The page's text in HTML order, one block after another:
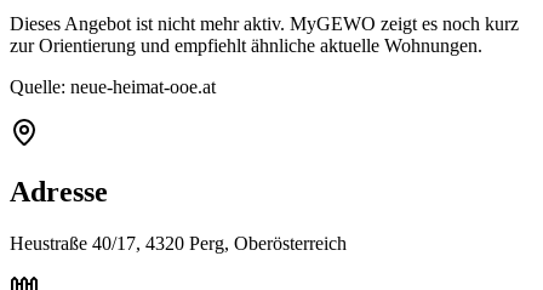
Dieses Angebot ist nicht mehr aktiv. MyGEWO zeigt es noch kurz
zur Orientierung und empfiehlt ähnliche aktuelle Wohnungen.
Quelle: neue-heimat-ooe.at
Adresse
Heustraße 40/17, 4320 Perg, Oberösterreich